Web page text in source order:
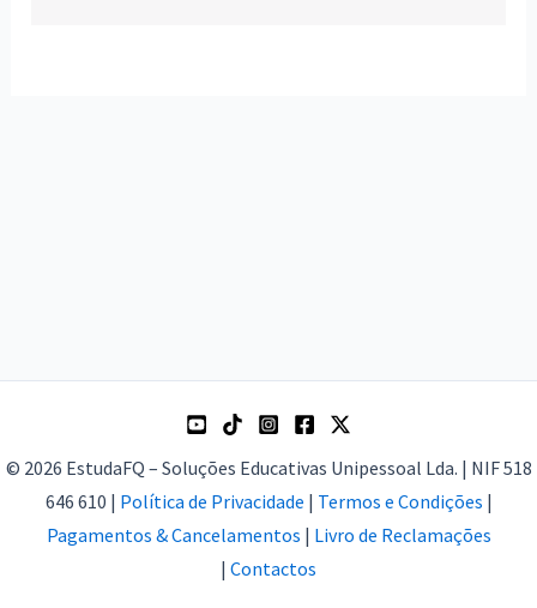
© 2026 EstudaFQ – Soluções Educativas Unipessoal Lda. | NIF 518
646 610 | Política de Privacidade | Termos e Condições |
Pagamentos & Cancelamentos | Livro de Reclamações
| Contactos